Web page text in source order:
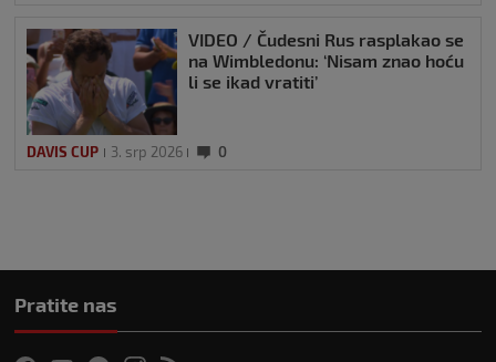
VIDEO / Čudesni Rus rasplakao se
na Wimbledonu: ‘Nisam znao hoću
li se ikad vratiti’
DAVIS CUP 3. srp 2026 0
Pratite nas